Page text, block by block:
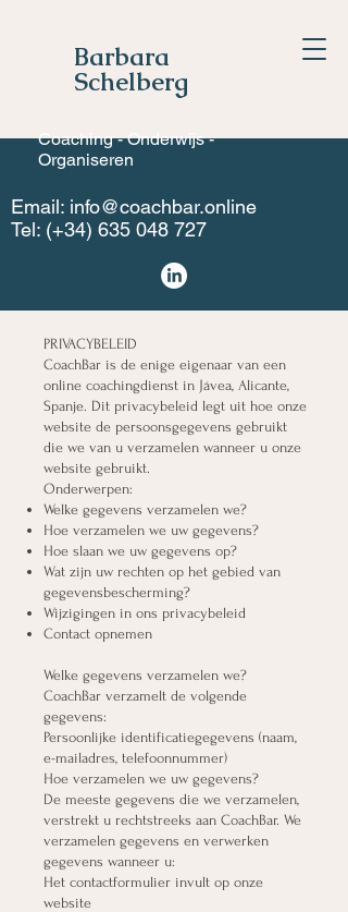
Barbara
Schelberg
Coaching - Onderwijs -
Organiseren
Email: info@coachbar.online
Tel: (+34) 635 048 727
PRIVACYBELEID
CoachBar is de enige eigenaar van een
online coachingdienst in Jávea, Alicante,
Spanje. Dit privacybeleid legt uit hoe onze
website de persoonsgegevens gebruikt
die we van u verzamelen wanneer u onze
website gebruikt.
Onderwerpen:
Welke gegevens verzamelen we?
Hoe verzamelen we uw gegevens?
Hoe slaan we uw gegevens op?
Wat zijn uw rechten op het gebied van
gegevensbescherming?
Wijzigingen in ons privacybeleid
Contact opnemen
Welke gegevens verzamelen we?
CoachBar verzamelt de volgende
gegevens:
Persoonlijke identificatiegegevens (naam,
e-mailadres, telefoonnummer)
Hoe verzamelen we uw gegevens?
De meeste gegevens die we verzamelen,
verstrekt u rechtstreeks aan CoachBar. We
verzamelen gegevens en verwerken
gegevens wanneer u:
Het contactformulier invult op onze
website